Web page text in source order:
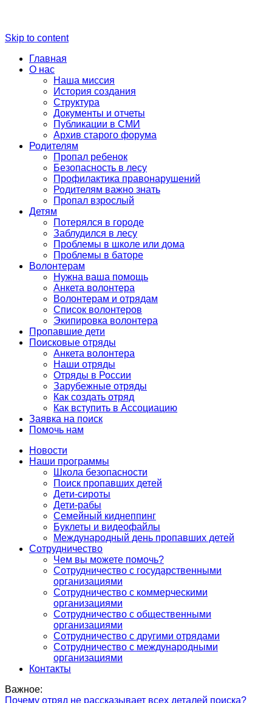
Skip to content
Главная
О нас
Наша миссия
История создания
Структура
Документы и отчеты
Публикации в СМИ
Архив старого форума
Родителям
Пропал ребенок
Безопасность в лесу
Профилактика правонарушений
Родителям важно знать
Пропал взрослый
Детям
Потерялся в городе
Заблудился в лесу
Проблемы в школе или дома
Проблемы в баторе
Волонтерам
Нужна ваша помощь
Анкета волонтера
Волонтерам и отрядам
Список волонтеров
Экипировка волонтера
Пропавшие дети
Поисковые отряды
Анкета волонтера
Наши отряды
Отряды в России
Зарубежные отряды
Как создать отряд
Как вступить в Ассоциацию
Заявка на поиск
Помочь нам
Новости
Наши программы
Школа безопасности
Поиск пропавших детей
Дети-сироты
Дети-рабы
Семейный киднеппинг
Буклеты и видеофайлы
Международный день пропавших детей
Сотрудничество
Чем вы можете помочь?
Сотрудничество с государственными
организациями
Сотрудничество с коммерческими
организациями
Сотрудничество с общественными
организациями
Сотрудничество с другими отрядами
Сотрудничество с международными
организациями
Контакты
Важное:
Почему отряд не рассказывает всех деталей поиска?